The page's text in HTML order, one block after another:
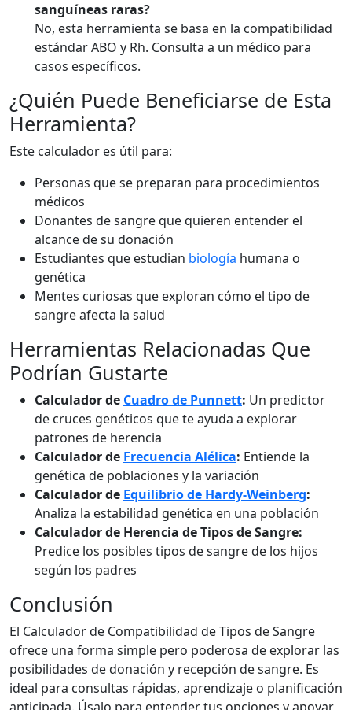
sanguíneas raras?
No, esta herramienta se basa en la compatibilidad
estándar ABO y Rh. Consulta a un médico para
casos específicos.
¿Quién Puede Beneficiarse de Esta
Herramienta?
Este calculador es útil para:
Personas que se preparan para procedimientos
médicos
Donantes de sangre que quieren entender el
alcance de su donación
Estudiantes que estudian biología humana o
genética
Mentes curiosas que exploran cómo el tipo de
sangre afecta la salud
Herramientas Relacionadas Que
Podrían Gustarte
Calculador de Cuadro de Punnett: Un predictor
de cruces genéticos que te ayuda a explorar
patrones de herencia
Calculador de Frecuencia Alélica: Entiende la
genética de poblaciones y la variación
Calculador de Equilibrio de Hardy-Weinberg:
Analiza la estabilidad genética en una población
Calculador de Herencia de Tipos de Sangre:
Predice los posibles tipos de sangre de los hijos
según los padres
Conclusión
El Calculador de Compatibilidad de Tipos de Sangre
ofrece una forma simple pero poderosa de explorar las
posibilidades de donación y recepción de sangre. Es
ideal para consultas rápidas, aprendizaje o planificación